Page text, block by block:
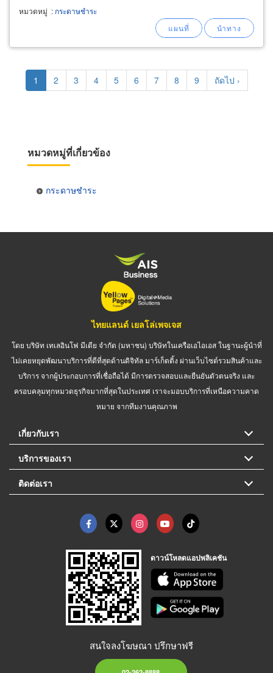
หมวดหมู่ : กระดาษชำระ
Pagination
Current
page
1 Page
2 Page
3 Page
4 Page
5 Page
6 Page
7 Page
8 Page
9
Next
page
ถัดไป ›
หมวดหมู่ที่เกี่ยวข้อง
กระดาษชำระ
ไทยแลนด์ เยลโล่เพจเจส
โดย บริษัท เทเลอินโฟ มีเดีย จำกัด (มหาชน) บริษัทในเครือเอไอเอส ในฐานะผู้นำที่
ไม่เคยหยุดพัฒนาบริการที่ดีที่สุดด้านดิจิทัล มาร์เก็ตติ้ง ผ่านเว็บไซต์รวมสินค้าและ
บริการ จากผู้ประกอบการที่เชื่อถือได้ มีการตรวจสอบและยืนยันตัวตนจริง และ
ครอบคลุมทุกหมวดธุรกิจมากที่สุดในประเทศ เราจะมอบบริการที่เหนือความคาด
หมาย จากทีมงานคุณภาพ
เกี่ยวกับเรา
บริการของเรา
ติดต่อเรา
ดาวน์โหลดแอปพลิเคชัน
สนใจลงโฆษณา ปรึกษาฟรี